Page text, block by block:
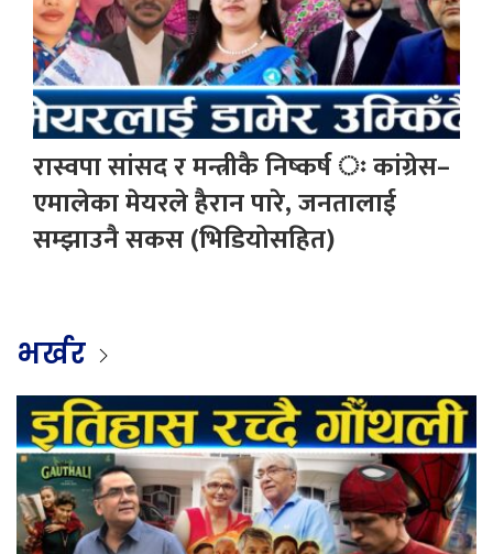
रास्वपा सांसद र मन्त्रीकै निष्कर्ष ः कांग्रेस–
एमालेका मेयरले हैरान पारे, जनतालाई
सम्झाउनै सकस (भिडियोसहित)
भर्खर